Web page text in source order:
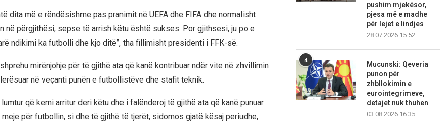
dita më e rëndësishme pas pranimit në UEFA dhe FIFA dhe normalisht
në përgjithësi, sepse të arrish këtu është sukses. Por gjithsesi, ju po e
ndikimi ka futbolli dhe kjo ditë”, tha fillimisht presidenti i FFK-së.
mirënjohje për të gjithë ata që kanë kontribuar ndër vite në zhvillimin
në veçanti punën e futbollistëve dhe stafit teknik.
lumtur që kemi arritur deri këtu dhe i falënderoj të gjithë ata që kanë punuar
meje për futbollin, si dhe të gjithë të tjerët, sidomos gjatë kësaj periudhe,
pushim mjekësor,
pjesa më e madhe
për lejet e lindjes
28.07.2026 15:52
4
Mucunski: Qeveria
punon për
zhbllokimin e
eurointegrimeve,
detajet nuk thuhen
03.08.2026 16:35